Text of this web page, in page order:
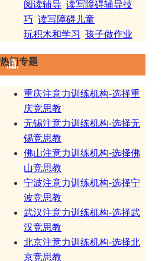
阅读辅导 读写障碍辅导技
巧 读写障碍儿童
玩积木和学习 孩子做作业
热门专题
重庆注意力训练机构-选择重
庆竞思教
无锡注意力训练机构-选择无
锡竞思教
佛山注意力训练机构-选择佛
山竞思教
宁波注意力训练机构-选择宁
波竞思教
武汉注意力训练机构-选择武
汉竞思教
北京注意力训练机构-选择北
京竞思教